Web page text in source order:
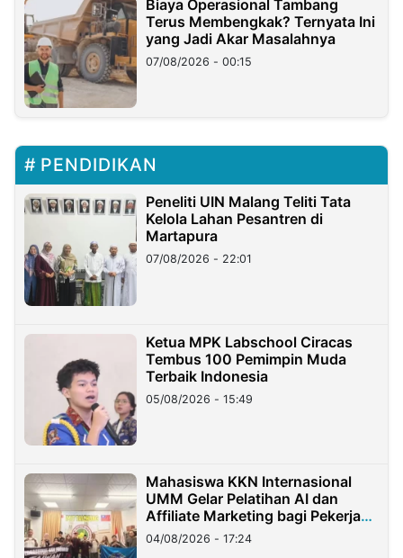
Biaya Operasional Tambang
Terus Membengkak? Ternyata Ini
yang Jadi Akar Masalahnya
07/08/2026 - 00:15
PENDIDIKAN
Peneliti UIN Malang Teliti Tata
Kelola Lahan Pesantren di
Martapura
07/08/2026 - 22:01
Ketua MPK Labschool Ciracas
Tembus 100 Pemimpin Muda
Terbaik Indonesia
05/08/2026 - 15:49
Mahasiswa KKN Internasional
UMM Gelar Pelatihan AI dan
Affiliate Marketing bagi Pekerja
Migran Indonesia di Taiwan
04/08/2026 - 17:24